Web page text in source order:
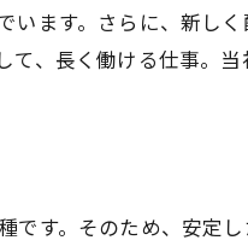
います。さらに、新し
、長く働ける仕事。
す。そのため、安定